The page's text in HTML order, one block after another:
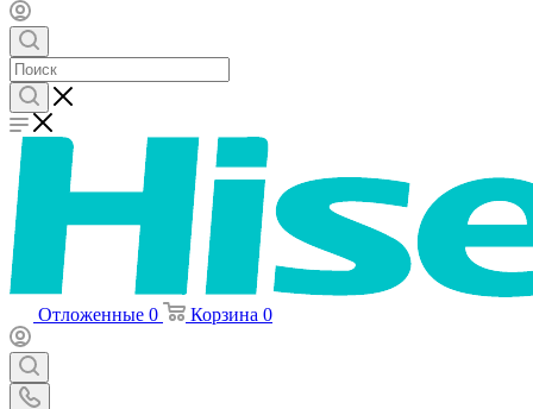
Отложенные 0 Корзина 0